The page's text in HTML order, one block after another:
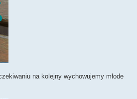
na kolejny wychowujemy młode